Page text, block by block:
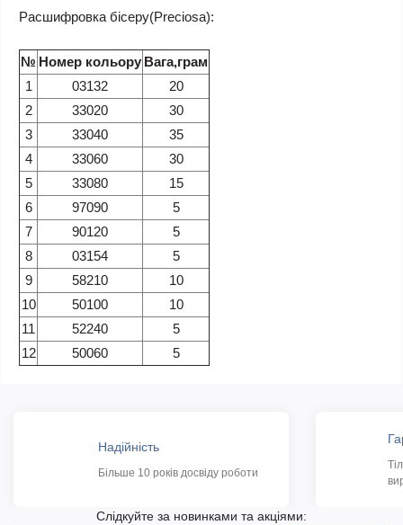
Расшифровка бісеру(Preciosa):
№ Номер кольору Вага,грам
1
03132
20
2
33020
30
3
33040
35
4
33060
30
5
33080
15
6
97090
5
7
90120
5
8
03154
5
9
58210
10
10
50100
10
11
52240
5
12
50060 5
Надійність
Більше 10 років досвіду роботи
Слідкуйте за новинками та акціями: